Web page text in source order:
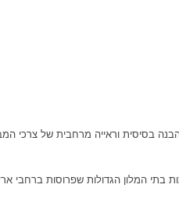
בסיסית וראייה מרחבית של
בתי המלון הגדולות שפרוסות ברחבי